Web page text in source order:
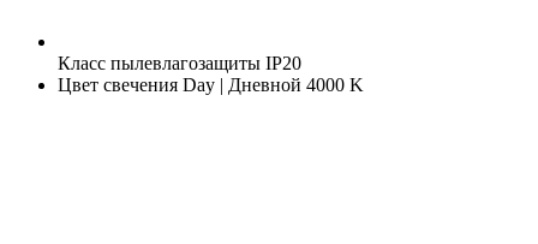
Класс пылевлагозащиты IP20
Цвет свечения Day | Дневной 4000 K